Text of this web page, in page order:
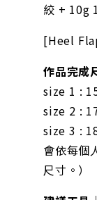
絞 + 10g
[Heel
作品完成
size 1 :
size 2 :
size 3 :
會依每個
尺寸。 ）